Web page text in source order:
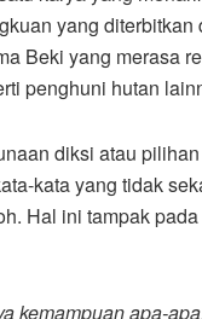
yang diterbitkan
Beki yang merasa
penghuni hutan
diksi atau
kata yang tidak
Hal ini tampak
kemampuan apa-